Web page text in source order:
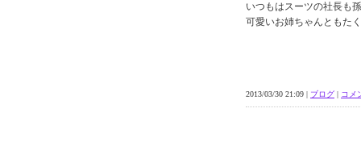
いつもはスーツの社長も
可愛いお姉ちゃんともた
2013/03/30 21:09 | ブログ | コメ